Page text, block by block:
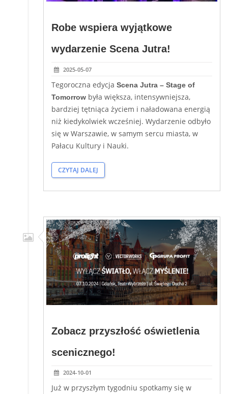
Robe wspiera wyjątkowe
wydarzenie Scena Jutra!
2025-05-07
Tegoroczna edycja Scena Jutra – Stage of
Tomorrow była większa, intensywniejsza,
bardziej tętniąca życiem i naładowana energią
niż kiedykolwiek wcześniej. Wydarzenie odbyło
się w Warszawie, w samym sercu miasta, w
Pałacu Kultury i Nauki.
CZYTAJ DALEJ
Zobacz przyszłość oświetlenia
scenicznego!
2024-10-01
Już w przyszłym tygodniu spotkamy się w